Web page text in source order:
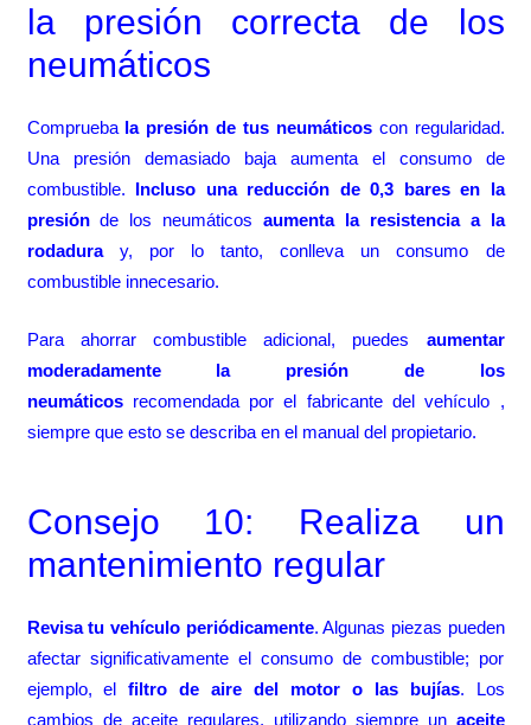
la presión correcta de los
neumáticos
Comprueba la presión de tus neumáticoscon regularidad.
Una presión demasiado baja aumenta el consumo de
combustible. Incluso una reducción de 0,3 bares en la
presiónde los neumáticos aumenta la resistencia a la
rodaduray, por lo tanto, conlleva un consumo de
combustible innecesario.
Para ahorrar combustible adicional, puedes aumentar
moderadamente la presión de los
neumáticosrecomendada por el fabricante del vehículo ,
siempre que esto se describa en el manual del propietario.
Consejo 10: Realiza un
mantenimiento regular
Revisa tu vehículo periódicamente. Algunas piezas pueden
afectar significativamente el consumo de combustible; por
ejemplo, elfiltro de aire del motor o las bujías. Los
cambios de aceite regulares, utilizando siempre un aceite